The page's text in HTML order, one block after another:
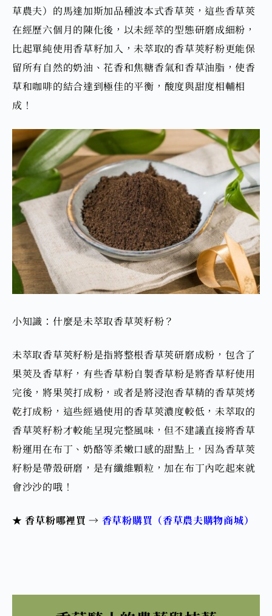
草農夫）的馬達加斯加品種波本式香草莢，這些香草莢
在經歷六個月的陳化後，以未經萃的型態研磨成細粉，
比起單純使用香草籽加入，未萃取的香草莢籽粉更能保
留所有自然的奶油、花香和焦糖香氣和香草油脂，使香
草和咖啡的結合達到極佳的平衡 ， 酸度與甜度相輔相
成！
小知識：什麼是未萃取香草莢籽粉？
未萃取香草莢籽粉是指將整根香草莢研磨成粉，包含了
果莢及香草籽，有些香草粉自製香草粉是將香草籽使用
完後，將果莢打成粉，或者是將浸泡香草精的香草莢烤
乾打成粉，這些經過使用的香草莢濃度較低，未萃取的
香草莢籽粉才較能呈現完整風味，但不建議直接將香草
粉運用在布丁、奶酪等柔嫩口感的甜點上，因為香草莢
籽粉是帶殼研磨，是有纖維顆粒，加在布丁內吃起來就
會沙沙的哦！
★ 香草粉哪裡買 → 香草粉購買（香草農夫購物商城）